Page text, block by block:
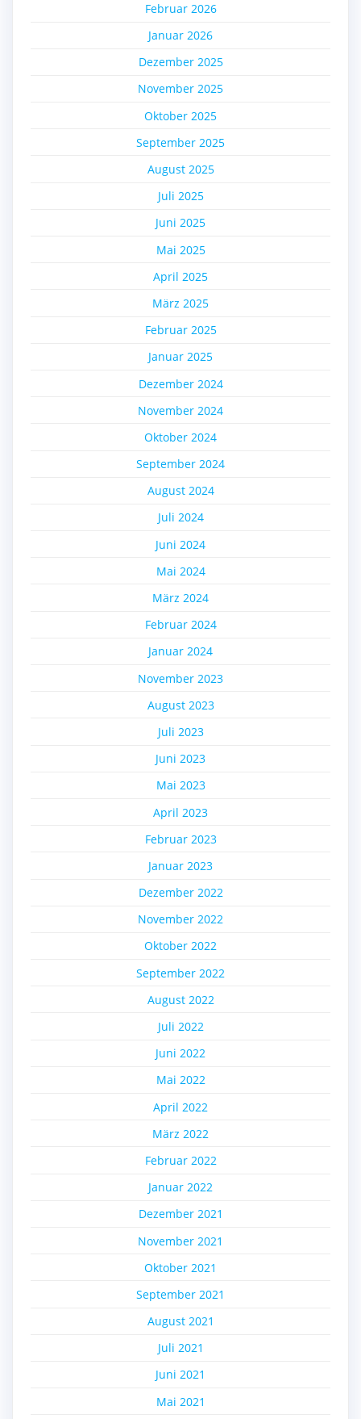
Februar 2026
Januar 2026
Dezember 2025
November 2025
Oktober 2025
September 2025
August 2025
Juli 2025
Juni 2025
Mai 2025
April 2025
März 2025
Februar 2025
Januar 2025
Dezember 2024
November 2024
Oktober 2024
September 2024
August 2024
Juli 2024
Juni 2024
Mai 2024
März 2024
Februar 2024
Januar 2024
November 2023
August 2023
Juli 2023
Juni 2023
Mai 2023
April 2023
Februar 2023
Januar 2023
Dezember 2022
November 2022
Oktober 2022
September 2022
August 2022
Juli 2022
Juni 2022
Mai 2022
April 2022
März 2022
Februar 2022
Januar 2022
Dezember 2021
November 2021
Oktober 2021
September 2021
August 2021
Juli 2021
Juni 2021
Mai 2021